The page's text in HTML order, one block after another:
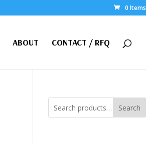
0 Items
ABOUT CONTACT / RFQ
Search